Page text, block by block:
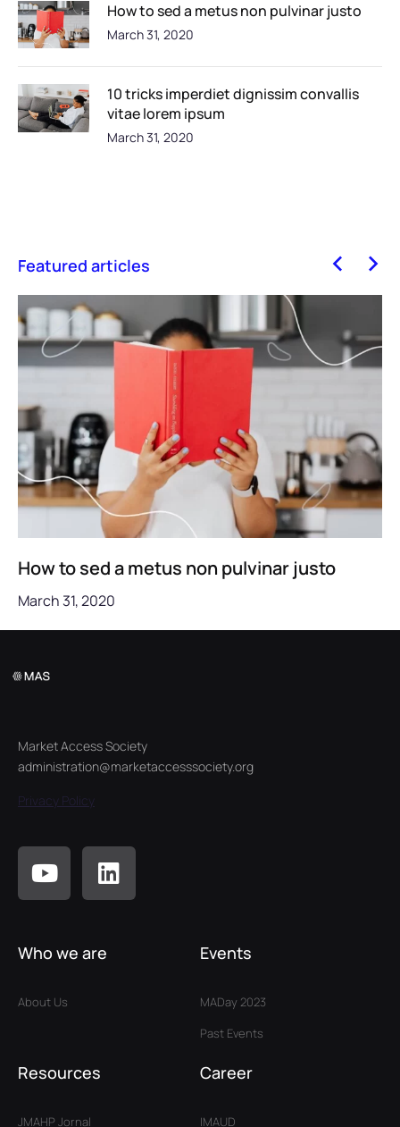
How to sed a metus non pulvinar justo
March 31, 2020
10 tricks imperdiet dignissim convallis
vitae lorem ipsum
March 31, 2020
Featured articles
How to sed a metus non pulvinar justo
March 31, 2020
Market Access Society
administration@marketaccesssociety.org
Privacy Policy
Who we are
About Us
Resources
JMAHP Jornal
Events
MADay 2023
Past Events
Career
IMAUD